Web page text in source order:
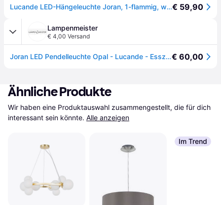
Lucande LED-Hängeleuchte Joran, 1-flammig, weiß, Glas - opal weiß, gold, schwarz€ 59,90
Lampenmeister
€ 4,00 Versand
Joran LED Pendelleuchte Opal - Lucande - Esszimmer - Modern - Glas - Einflammig€ 60,00
Ähnliche Produkte
Wir haben eine Produktauswahl zusammengestellt, die für dich
interessant sein könnte. Alle anzeigen
Im Trend